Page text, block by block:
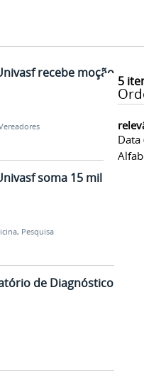
5
Data
recebe moção
soma 15 mil
, Pesquisa
de Diagnóstico